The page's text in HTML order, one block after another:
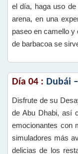
el día, haga uso
arena, en una
paseo en camello y
de barbacoa se
Día 04 : Dubái
Disfrute de su
de Abu Dhabi, así
emocionantes con
simuladores más
delicias de los